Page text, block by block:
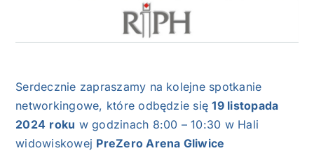
MARKA ŚLĄSKIE
KONTAKT
Serdecznie zapraszamy na kolejne spotkanie
networkingowe, które odbędzie się19 listopada
2024 roku w godzinach 8:00 – 10:30 w Hali
widowiskowej PreZero Arena Gliwice